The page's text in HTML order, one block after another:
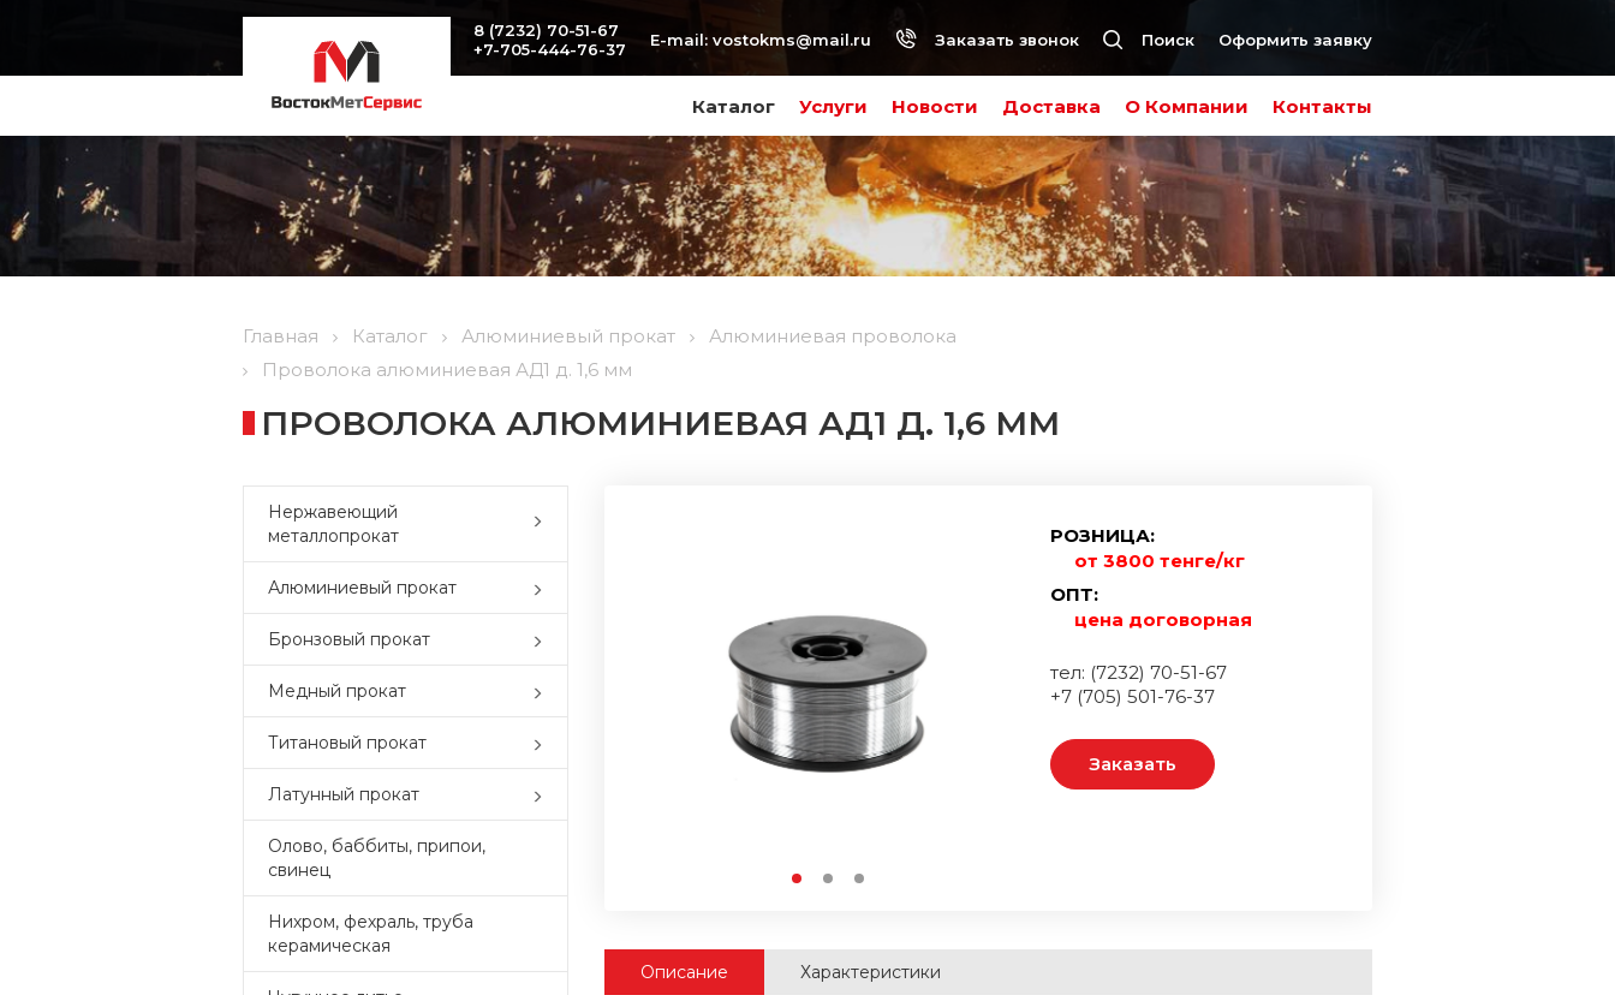
Каталог Услуги Новости Доставка О Компании Контакты
8 (7232) 70-51-67
+7-705-444-76-37
E-mail: vostokms@mail.ru Заказать звонок Поиск Оформить заявку
Главная Каталог Алюминиевый прокат
Алюминиевая проволока
Проволока алюминиевая АД1 д. 1,6 мм
ПРОВОЛОКА АЛЮМИНИЕВАЯ АД1 Д. 1,6 ММ
Нержавеющий
металлопрокат
Алюминиевый прокат
Бронзовый прокат
Медный прокат
Титановый прокат
Латунный прокат
Олово, баббиты, припои,
свинец
Нихром, фехраль, труба
керамическая
РОЗНИЦА:
от 3800 тенге/кг
ОПТ:
цена договорная
тел: (7232) 70-51-67
+7 (705) 501-76-37
Заказать
Описание Характеристики